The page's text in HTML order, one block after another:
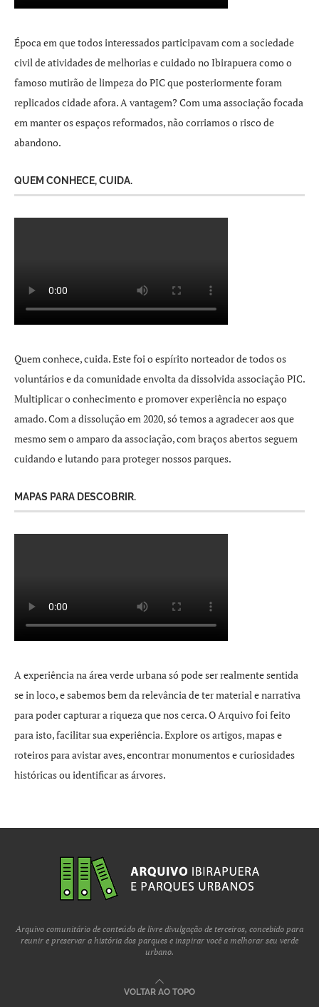
Época em que todos interessados participavam com a sociedade
civil de atividades de melhorias e cuidado no Ibirapuera como o
famoso mutirão de limpeza do PIC que posteriormente foram
replicados cidade afora. A vantagem? Com uma associação focada
em manter os espaços reformados, não corriamos o risco de
abandono.
QUEM CONHECE, CUIDA.
Quem conhece, cuida. Este foi o espírito norteador de todos os
voluntários e da comunidade envolta da dissolvida associação PIC.
Multiplicar o conhecimento e promover experiência no espaço
amado. Com a dissolução em 2020, só temos a agradecer aos que
mesmo sem o amparo da associação, com braços abertos seguem
cuidando e lutando para proteger nossos parques.
MAPAS PARA DESCOBRIR.
A experiência na área verde urbana só pode ser realmente sentida
se in loco, e sabemos bem da relevância de ter material e narrativa
para poder capturar a riqueza que nos cerca. O Arquivo foi feito
para isto, facilitar sua experiência. Explore os artigos, mapas e
roteiros para avistar aves, encontrar monumentos e curiosidades
históricas ou identificar as árvores.
Arquivo comunitário de conteúdo de livre divulgação de terceiros, concebido para
reunir e preservar a história dos parques e inspirar você a melhorar seu verde
urbano.
VOLTAR AO TOPO